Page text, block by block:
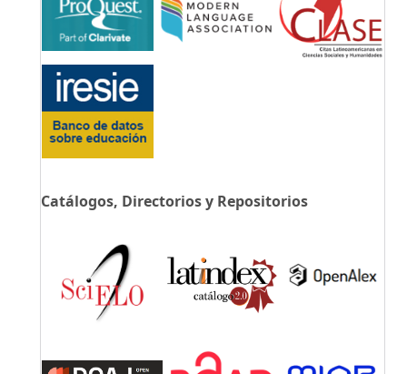
Catálogos, Directorios y Repositorios